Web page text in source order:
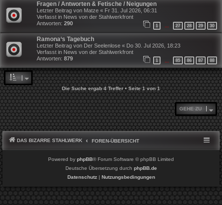
Fragen / Antworten & Fetische / Neigungen
Letzter Beitrag von Matze « Fr 31. Jul 2026, 06:31
Verfasst in News von der Stahlwerkfront
Antworten: 290 1 … 27 28 29 30
Ramona‘s Tagebuch
Letzter Beitrag von Der Seelenlose « Do 30. Jul 2026, 18:23
Verfasst in News von der Stahlwerkfront
Antworten: 879 1 85 86 87 88
Die Suche ergab 4 Treffer • Seite1von1
GEHE ZU
DAS BIZARRE STAHLWERK FOREN-ÜBERSICHT
Powered by phpBB® Forum Software © phpBB Limited
Deutsche Übersetzung durch phpBB.de
Datenschutz| Nutzungsbedingungen